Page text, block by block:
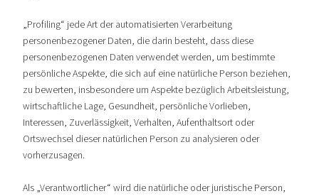
„Profiling“ jede Art der automatisierten Verarbeitung
personenbezogener Daten, die darin besteht, dass diese
personenbezogenen Daten verwendet werden, um bestimmte
persönliche Aspekte, die sich auf eine natürliche Person beziehen,
zu bewerten, insbesondere um Aspekte bezüglich Arbeitsleistung,
wirtschaftliche Lage, Gesundheit, persönliche Vorlieben,
Interessen, Zuverlässigkeit, Verhalten, Aufenthaltsort oder
Ortswechsel dieser natürlichen Person zu analysieren oder
vorherzusagen.
Als „Verantwortlicher“ wird die natürliche oder juristische Person,